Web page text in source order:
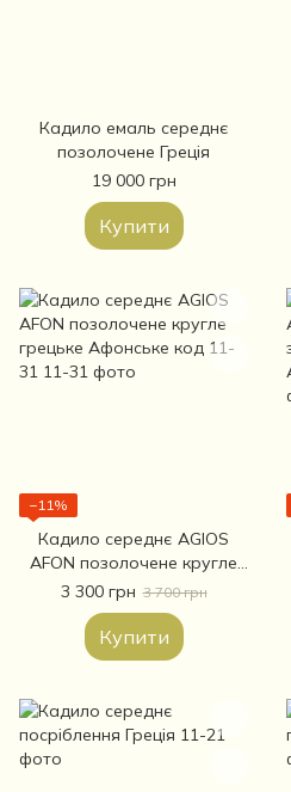
Кадило емаль середнє
позолочене Греція
19 000 грн
Купити
−11%
Кадило середнє AGIOS
AFON позолочене кругле
грецьке Афонське код 11-
31
3 300 грн 3 700 грн
Купити